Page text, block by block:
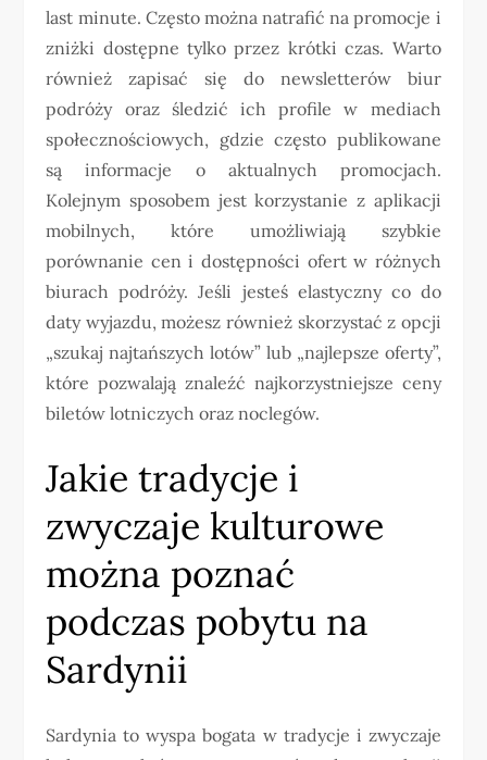
last minute. Często można natrafić na promocje i
zniżki dostępne tylko przez krótki czas. Warto
również zapisać się do newsletterów biur
podróży oraz śledzić ich profile w mediach
społecznościowych, gdzie często publikowane
są informacje o aktualnych promocjach.
Kolejnym sposobem jest korzystanie z aplikacji
mobilnych, które umożliwiają szybkie
porównanie cen i dostępności ofert w różnych
biurach podróży. Jeśli jesteś elastyczny co do
daty wyjazdu, możesz również skorzystać z opcji
„szukaj najtańszych lotów” lub „najlepsze oferty”,
które pozwalają znaleźć najkorzystniejsze ceny
biletów lotniczych oraz noclegów.
Jakie tradycje i
zwyczaje kulturowe
można poznać
podczas pobytu na
Sardynii
Sardynia to wyspa bogata w tradycje i zwyczaje